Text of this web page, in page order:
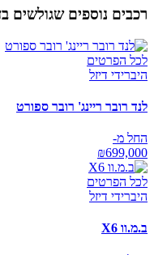
רכבים נוספים שגולשים
לכל הפרטים
היברידי דיזל
לנד רובר ריינג' רובר ספורט
החל מ-
₪699,000
לכל הפרטים
היברידי דיזל
ב.מ.וו X6